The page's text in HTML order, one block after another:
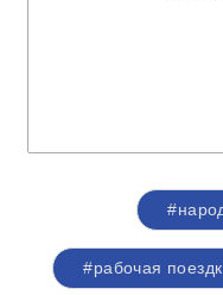
#рабочая